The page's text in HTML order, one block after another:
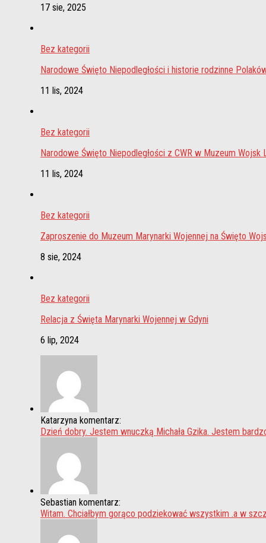
17 sie, 2025
Bez kategorii
Narodowe Święto Niepodległości i historie rodzinne
11 lis, 2024
Bez kategorii
Narodowe Święto Niepodległości z CWR w Muzeum
11 lis, 2024
Bez kategorii
Zaproszenie do Muzeum Marynarki Wojennej na Święto
8 sie, 2024
Bez kategorii
Relacja z Święta Marynarki Wojennej w Gdyni
6 lip, 2024
Katarzyna komentarz:
Dzień dobry. Jestem wnuczką Michała Gzika. Jestem
Sebastian komentarz:
Witam. Chciałbym gorąco podziekować wszystkim .a w